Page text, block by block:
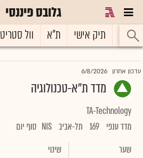
גלובס פיננסי
ראשי תיק אישי ת"א וול סטריט
עדכון אחרון 6/8/2026
מדד ת"א-טכנולוגיה
TA-Technology
מדד ענפי 169 תל-אביב NIS סוף יום
שער
שינוי